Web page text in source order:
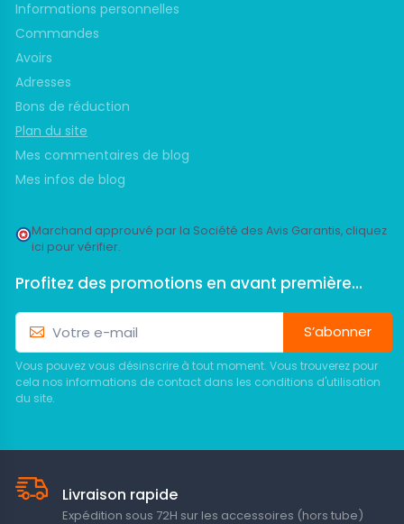
Informations personnelles
Commandes
Avoirs
Adresses
Bons de réduction
Plan du site
Mes commentaires de blog
Mes infos de blog
Marchand approuvé par la Société des Avis Garantis, cliquez
ici pour vérifier.
Profitez des promotions en avant première...
S’abonner
Vous pouvez vous désinscrire à tout moment. Vous trouverez pour
cela nos informations de contact dans les conditions d'utilisation
du site.
Livraison rapide
Expédition sous 72H sur les accessoires (hors tube)